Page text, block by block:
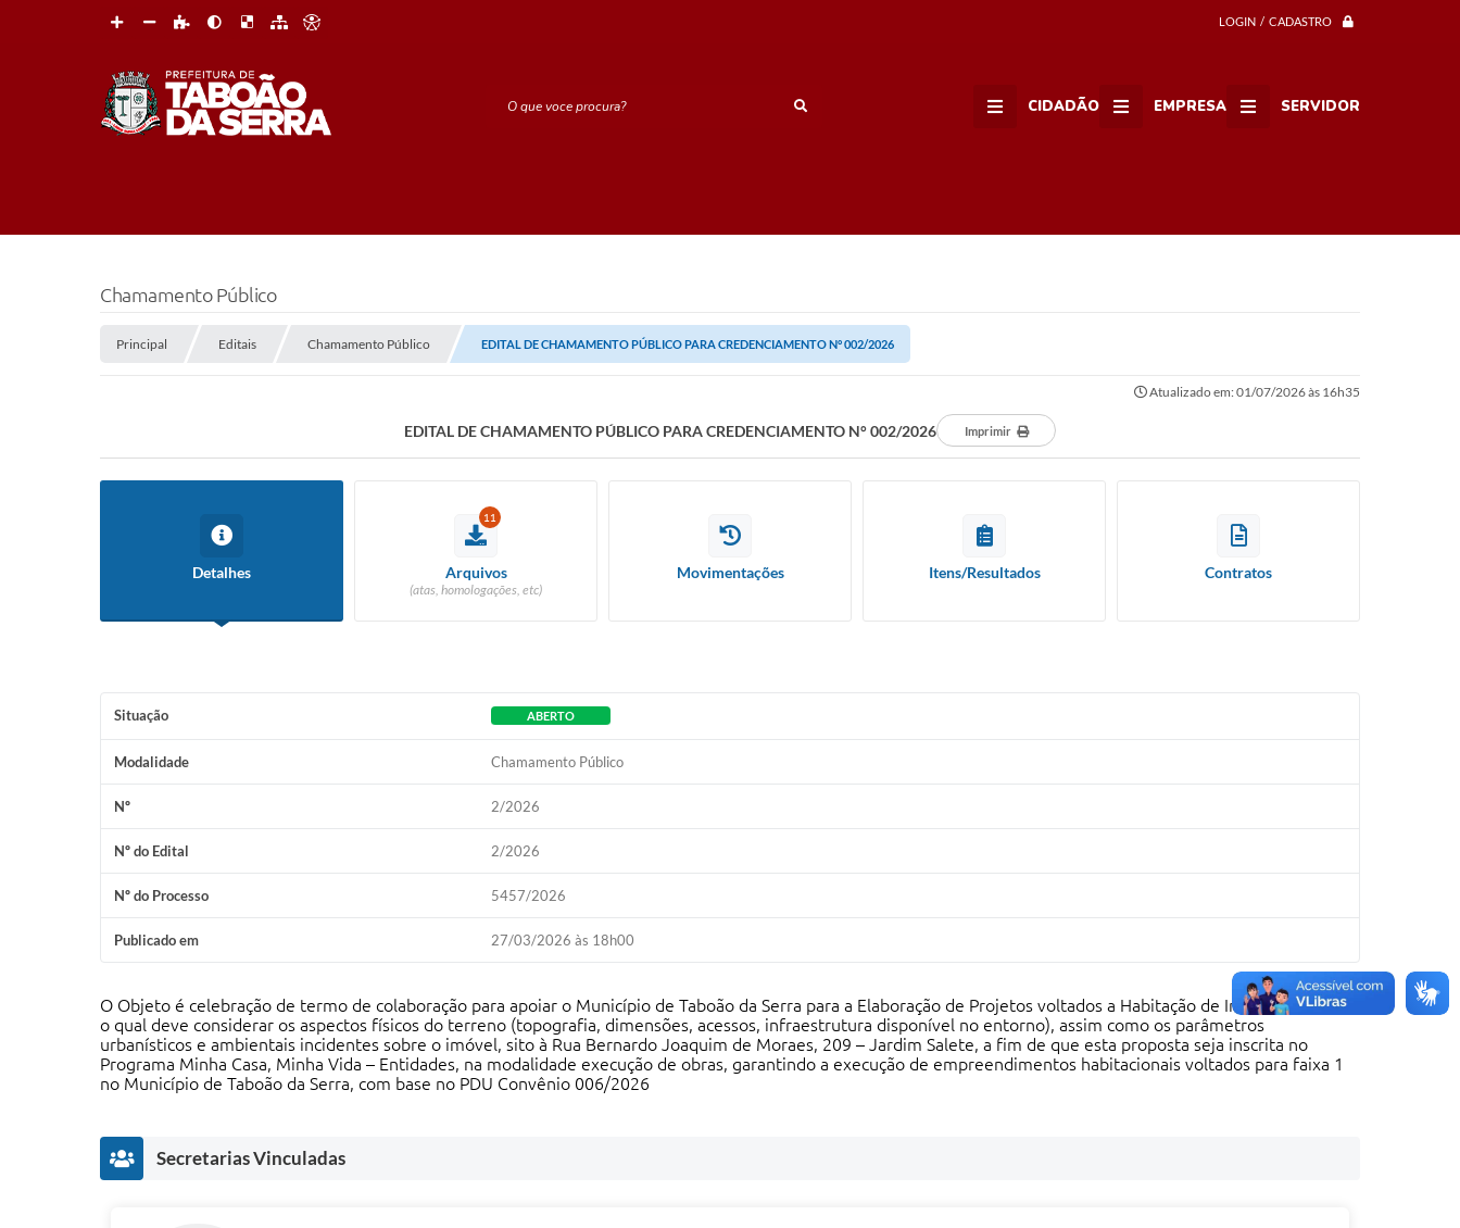
LOGIN / CADASTRO
O que voce procura? CIDADÃO EMPRESA SERVIDOR
Chamamento Público
Principal Editais Chamamento Público EDITAL DE CHAMAMENTO PÚBLICO PARA CREDENCIAMENTO N° 002/2026
Atualizado em: 01/07/2026 às 16h35
EDITAL DE CHAMAMENTO PÚBLICO PARA CREDENCIAMENTO N° 002/2026 Imprimir
Detalhes
11
Arquivos
(atas, homologações, etc)
Movimentações Itens/Resultados Contratos
Situação ABERTO
Modalidade Chamamento Público
Nº 2/2026
Nº do Edital 2/2026
Nº do Processo 5457/2026
Publicado em 27/03/2026 às 18h00
O Objeto é celebração de termo de colaboração para apoiar o Município de Taboão da Serra para a Elaboração de Projetos voltados a Habitação de Interesse Social,
o qual deve considerar os aspectos físicos do terreno (topografia, dimensões, acessos, infraestrutura disponível no entorno), assim como os parâmetros
urbanísticos e ambientais incidentes sobre o imóvel, sito à Rua Bernardo Joaquim de Moraes, 209 – Jardim Salete, a fim de que esta proposta seja inscrita no
Programa Minha Casa, Minha Vida – Entidades, na modalidade execução de obras, garantindo a execução de empreendimentos habitacionais voltados para faixa 1
no Município de Taboão da Serra, com base no PDU Convênio 006/2026
Secretarias Vinculadas